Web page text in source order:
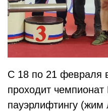
С 18 по 21 февраля
проходит чемпионат
пауэрлифтингу (жим